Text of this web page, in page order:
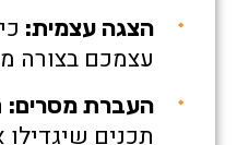
הצגה עצמית:
עצמכם בצורה
העברת מסרים:
תכנים